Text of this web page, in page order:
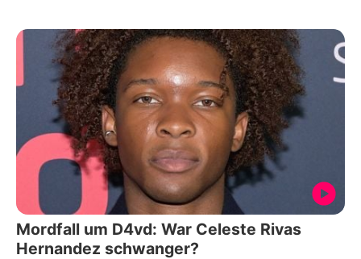
Mordfall um D4vd: War Celeste Rivas
Hernandez schwanger?